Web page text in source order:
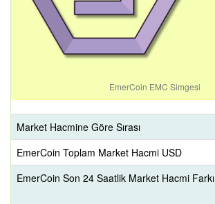
EmerCoin EMC Simgesi
Market Hacmine Göre Sırası
EmerCoin Toplam Market Hacmi USD
EmerCoin Son 24 Saatlik Market Hacmi Farkı